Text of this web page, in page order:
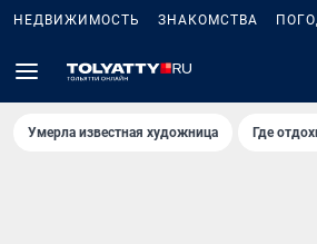
НЕДВИЖИМОСТЬ ЗНАКОМСТВА
Умерла известная художница Где